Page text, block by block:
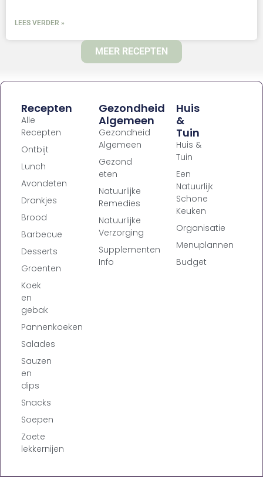
LEES VERDER »
MEER RECEPTEN
Recepten
Alle
Recepten
Ontbijt
Lunch
Avondeten
Drankjes
Brood
Barbecue
Desserts
Groenten
Koek
en
gebak
Pannenkoeken
Salades
Sauzen
en
dips
Snacks
Soepen
Zoete
lekkernijen
Gezondheid
Algemeen
Gezondheid
Algemeen
Gezond
eten
Natuurlijke
Remedies
Natuurlijke
Verzorging
Supplementen
Info
Huis
&
Tuin
Huis &
Tuin
Een
Natuurlijk
Schone
Keuken
Organisatie
Menuplannen
Budget